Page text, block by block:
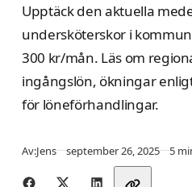
Upptäck den aktuella
undersköterskor i
300 kr/mån. Läs om
ingångslön, ökningar
för löneförhandlingar.
Av:Jens Publicerad
september 26, 2025 5
Dela med vänner